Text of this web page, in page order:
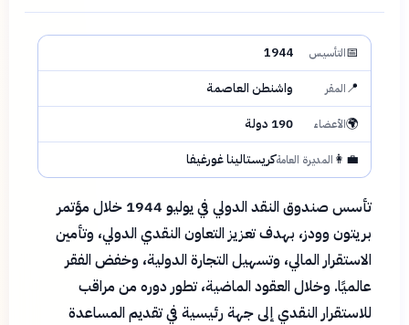
📅التأسيس
1944
📍المقر
واشنطن العاصمة
🌍الأعضاء
190 دولة
👩‍💼 المديرة العامةكريستالينا غورغيفا
تأسس صندوق النقد الدولي في يوليو 1944 خلال مؤتمر
بريتون وودز، بهدف تعزيز التعاون النقدي الدولي، وتأمين
الاستقرار المالي، وتسهيل التجارة الدولية، وخفض الفقر
عالميًا. وخلال العقود الماضية، تطور دوره من مراقب
للاستقرار النقدي إلى جهة رئيسية في تقديم المساعدة